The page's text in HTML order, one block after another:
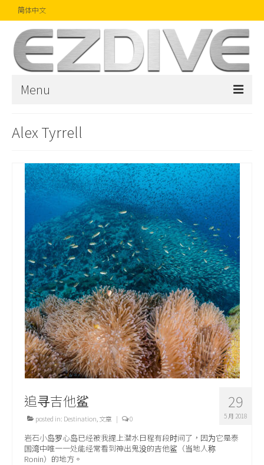
简体中文
Menu
文章
精品
摄影比赛
话题焦点
关于我们
Alex Tyrrell
29
5 月 2018
追寻吉他鲨
posted in: Destination 文章 | 0
岩石小岛罗心岛已经被我提上潜水日程有段时间了，因为它是泰
国湾中唯一一处能经常看到神出鬼没的吉他鲨（当地人称
Ronin）的地方。